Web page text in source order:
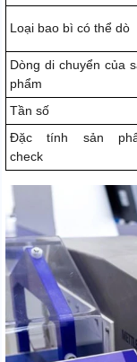
Loại bao bì có thể dò
Dòng di chuyển của
phẩm
Tần số
Đặc tính sản
check